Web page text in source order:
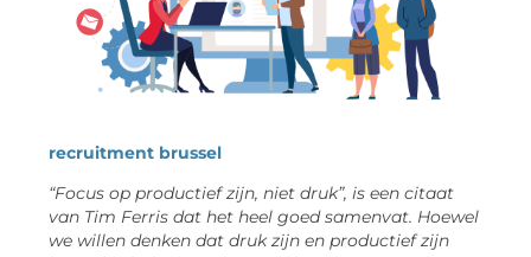
recruitment brussel
“Focus op productief zijn, niet druk”, is een citaat
van Tim Ferris dat het heel goed samenvat. Hoewel
we willen denken dat druk zijn en productief zijn